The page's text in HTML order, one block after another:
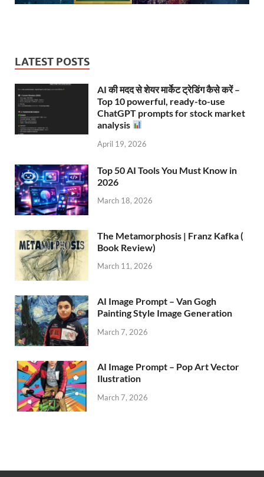
LATEST POSTS
AI की मदद से शेयर मार्केट ट्रेडिंग कैसे करें –
Top 10 powerful, ready-to-use
ChatGPT prompts for stock market
analysis
April 19, 2026
Top 50 AI Tools You Must Know in
2026
March 18, 2026
The Metamorphosis | Franz Kafka (
Book Review)
March 11, 2026
AI Image Prompt – Van Gogh
Painting Style Image Generation
March 7, 2026
AI Image Prompt – Pop Art Vector
Ilustration
March 7, 2026